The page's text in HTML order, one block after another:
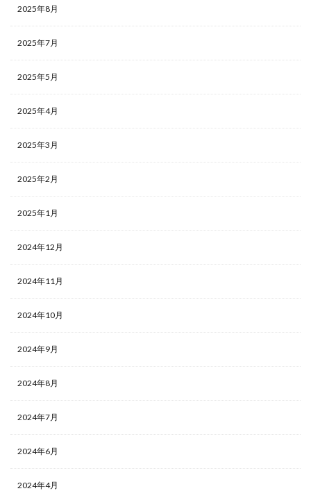
2025年8月
2025年7月
2025年5月
2025年4月
2025年3月
2025年2月
2025年1月
2024年12月
2024年11月
2024年10月
2024年9月
2024年8月
2024年7月
2024年6月
2024年4月